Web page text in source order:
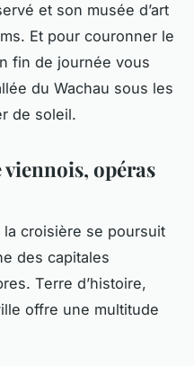
et son musée d’art
Et pour couronner le
fin de journée vous
du Wachau sous les
de soleil.
viennois, opéras
la croisière se poursuit
des capitales
Terre d’histoire,
offre une multitude